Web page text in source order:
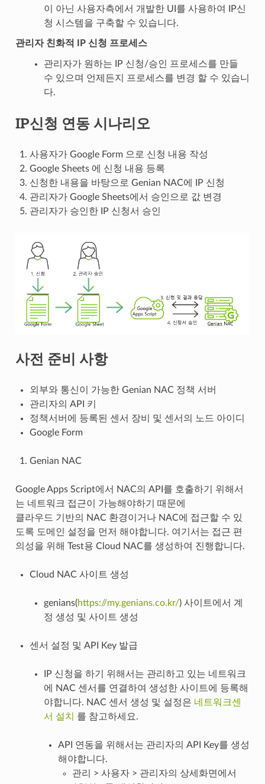
이 아닌 사용자측에서 개발한 UI를 사용하여 IP신
청 시스템을 구축할 수 있습니다.
관리자 친화적 IP 신청 프로세스
관리자가 원하는 IP 신청/승인 프로세스를 만들
수 있으며 언제든지 프로세스를 변경 할 수 있습니
다.
IP신청 연동 시나리오
사용자가 Google Form 으로 신청 내용 작성
Google Sheets 에 신청 내용 등록
신청한 내용을 바탕으로 Genian NAC에 IP 신청
관리자가 Google Sheets에서 승인으로 값 변경
관리자가 승인한 IP 신청서 승인
사전 준비 사항
외부와 통신이 가능한 Genian NAC 정책 서버
관리자의 API 키
정책서버에 등록된 센서 장비 및 센서의 노드 아이디
Google Form
Genian NAC
Google Apps Script에서 NAC의 API를 호출하기 위해서
는 네트워크 접근이 가능해야하기 때문에
클라우드 기반의 NAC 환경이거나 NAC에 접근할 수 있
도록 도메인 설정을 먼저 해야합니다. 여기서는 접근 편
의성을 위해 Test용 Cloud NAC를 생성하여 진행합니다.
Cloud NAC 사이트 생성
genians(https://my.genians.co.kr/) 사이트에서 계
정 생성 및 사이트 생성
센서 설정 및 API Key 발급
IP 신청을 하기 위해서는 관리하고 있는 네트워크
에 NAC 센서를 연결하여 생성한 사이트에 등록해
야합니다. NAC 센서 생성 및 설정은 네트워크센
서 설치
를 참고하세요.
API 연동을 위해서는 관리자의 API Key를 생성
해야합니다.
관리 > 사용자 > 관리자의 상세화면에서